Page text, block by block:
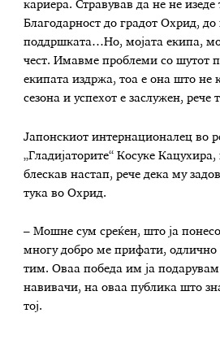
кариера. Стравував да не не изеде
Благодарност до градот Охрид, до
поддршката…Но, мојата екипа,
чест. Имавме проблеми со шутот
екипата издржа, тоа е она што не
сезона и успехот е заслужен, рече
Јапонскиот интернационалец во
„Гладијаторите“ Косуке
блескав настап, рече дека му
тука во Охрид.
– Мошне сум среќен, што ја
многу добро ме прифати, одлично
тим. Оваа победа им ја
навивачи, на оваа публика што
тој.